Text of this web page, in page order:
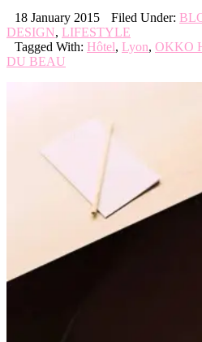
18 January 2015 Filed Under:
DESIGN, LIFESTYLE
Tagged With: Hôtel, Lyon, OKKO
DU BEAU